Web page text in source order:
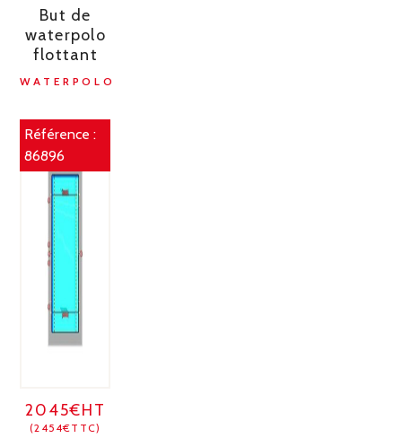
But de
waterpolo
flottant
WATERPOLO
Référence :
86896
2045€HT
(2454€TTC)